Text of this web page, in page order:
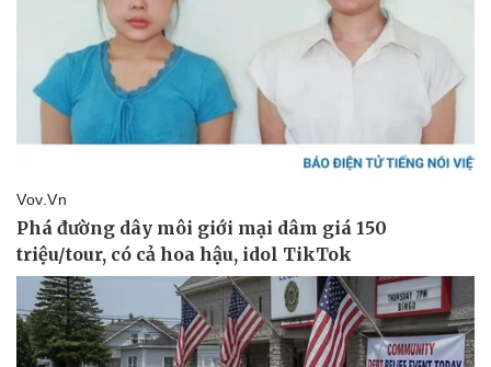
Kinh tế
Bất động sản
Khởi nghiệp
Giá vàng
Tiêu dùng
Tỷ giá
Chứng khoán